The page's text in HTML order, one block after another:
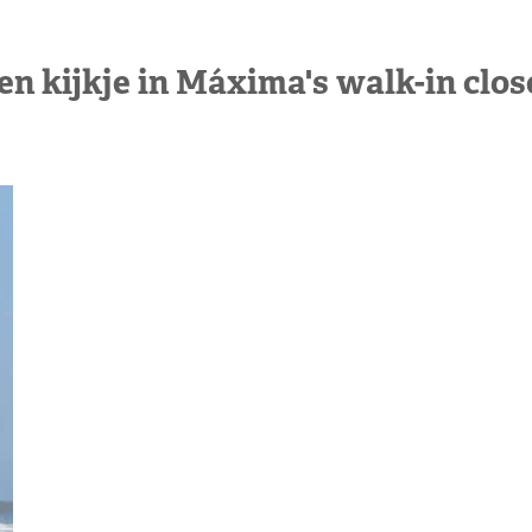
kijkje in Máxima's walk-in